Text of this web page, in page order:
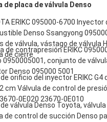
de placa de válvula Denso
ERIKC 095000-6700 Inyector
Denso Ssangyong
de válvula, vástago de válvula
de cierre
de contrapresión ERIKC
0950005001, conjunto de
Denso 095000 5001
orificio del inyector ERIKC G4
cm Válvula de control de
0E020 23670-0E010
válvula Denso Toyota,
de control de succión Denso